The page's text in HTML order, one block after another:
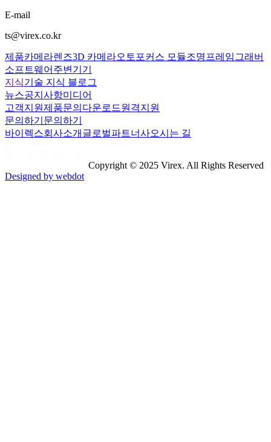
E-mail
ts@virex.co.kr
제품카메라렌즈3D 카메라오토포커스 모듈조명 프레임그래버
소프트웨어 주변기기
지식기술 지식 블로그
뉴스공지사항미디어
고객지원제품문의 다운로드원격지원
문의하기 문의하기
바이렉스회사소개 글로벌파트너사오시는 길
Copyright © 2025 Virex. All Rights Reserved
Designed by webdot